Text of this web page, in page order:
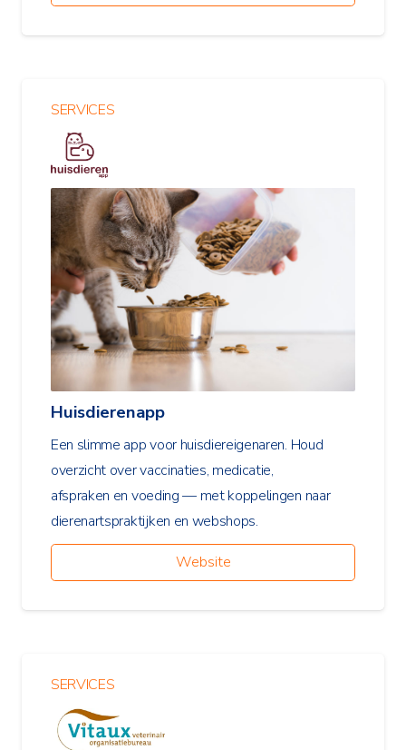
SERVICES
Huisdierenapp
Een slimme app voor huisdiereigenaren. Houd
overzicht over vaccinaties, medicatie,
afspraken en voeding — met koppelingen naar
dierenartspraktijken en webshops.
Website
SERVICES